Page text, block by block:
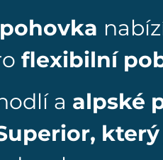
flexibilní
a alpské
který